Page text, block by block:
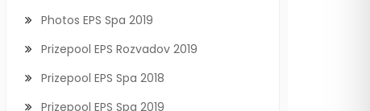
Photos EPS Spa 2019
Prizepool EPS Rozvadov 2019
Prizepool EPS Spa 2018
Prizepool EPS Spa 2019